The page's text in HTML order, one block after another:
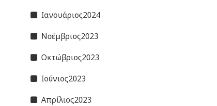
Ιανουάριος2024
Νοέμβριος2023
Οκτώβριος2023
Ιούνιος2023
Απρίλιος2023